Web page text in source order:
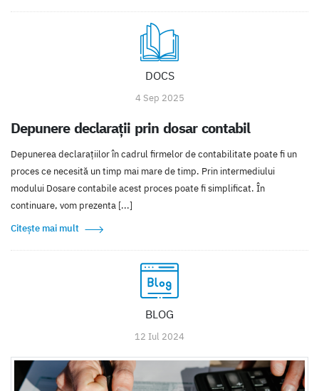
DOCS
4 Sep 2025
Depunere declarații prin dosar contabil
Depunerea declarațiilor în cadrul firmelor de contabilitate poate fi un
proces ce necesită un timp mai mare de timp. Prin intermediului
modului Dosare contabile acest proces poate fi simplificat. În
continuare, vom prezenta [...]
Citește mai mult
BLOG
12 Iul 2024